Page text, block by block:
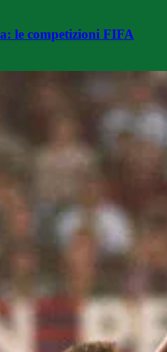
le competizioni FIFA